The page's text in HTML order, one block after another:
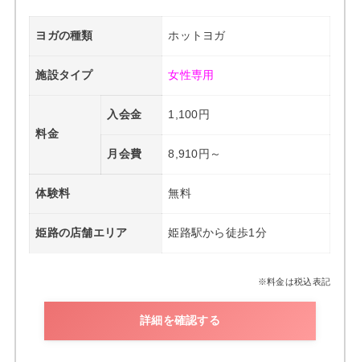
ヨガの種類 ホットヨガ
施設タイプ 女性専用
料金
入会金 1,100円
月会費 8,910円～
体験料 無料
姫路の店舗エリア 姫路駅から徒歩1分
※料金は税込表記
詳細を確認する